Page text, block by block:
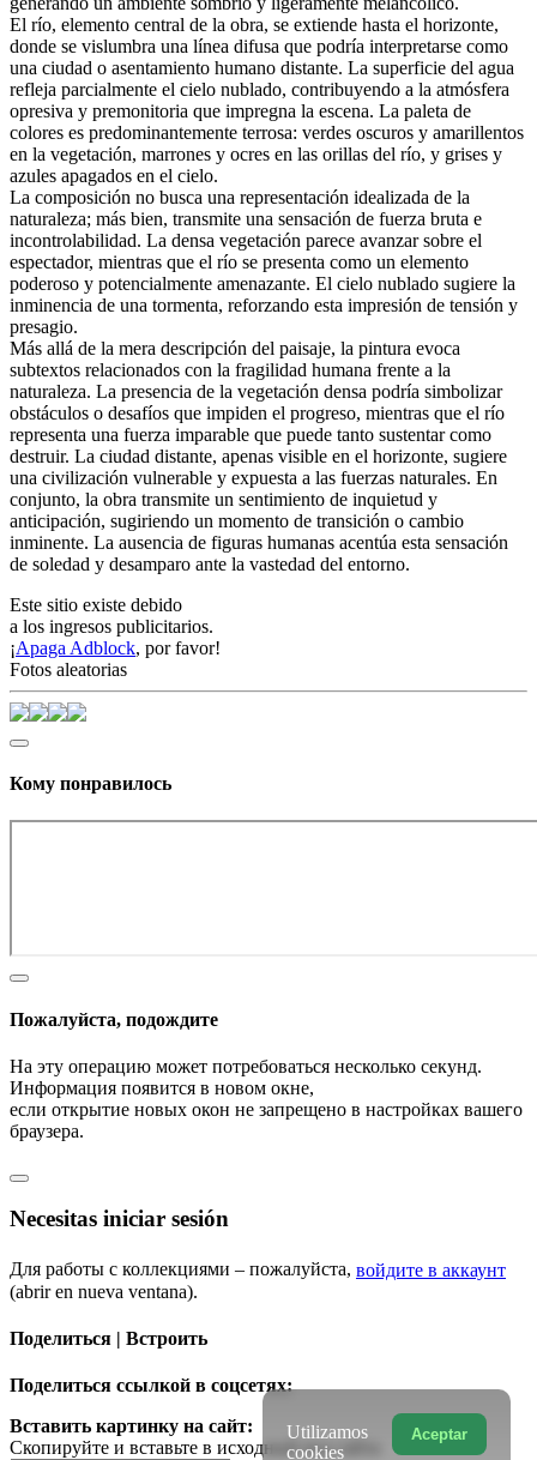
El río, elemento central de la obra, se extiende hasta el horizonte,
donde se vislumbra una línea difusa que podría interpretarse como
una ciudad o asentamiento humano distante. La superficie del agua
refleja parcialmente el cielo nublado, contribuyendo a la atmósfera
opresiva y premonitoria que impregna la escena. La paleta de
colores es predominantemente terrosa: verdes oscuros y amarillentos
en la vegetación, marrones y ocres en las orillas del río, y grises y
azules apagados en el cielo.
La composición no busca una representación idealizada de la
naturaleza; más bien, transmite una sensación de fuerza bruta e
incontrolabilidad. La densa vegetación parece avanzar sobre el
espectador, mientras que el río se presenta como un elemento
poderoso y potencialmente amenazante. El cielo nublado sugiere la
inminencia de una tormenta, reforzando esta impresión de tensión y
presagio.
Más allá de la mera descripción del paisaje, la pintura evoca
subtextos relacionados con la fragilidad humana frente a la
naturaleza. La presencia de la vegetación densa podría simbolizar
obstáculos o desafíos que impiden el progreso, mientras que el río
representa una fuerza imparable que puede tanto sustentar como
destruir. La ciudad distante, apenas visible en el horizonte, sugiere
una civilización vulnerable y expuesta a las fuerzas naturales. En
conjunto, la obra transmite un sentimiento de inquietud y
anticipación, sugiriendo un momento de transición o cambio
inminente. La ausencia de figuras humanas acentúa esta sensación
de soledad y desamparo ante la vastedad del entorno.
Este sitio existe debido
a los ingresos publicitarios.
¡Apaga Adblock, por favor!
Fotos aleatorias
Кому понравилось
Пожалуйста, подождите
На эту операцию может потребоваться несколько секунд.
Информация появится в новом окне,
если открытие новых окон не запрещено в настройках вашего
браузера.
Necesitas iniciar sesión
Для работы с коллекциями – пожалуйста, войдите в аккаунт
(abrir en nueva ventana).
Поделиться | Встроить
Поделиться ссылкой в соцсетях:
Вставить картинку на сайт:
Скопируйте и вставьте в исходный код сайта
Aceptar
Utilizamos
cookies